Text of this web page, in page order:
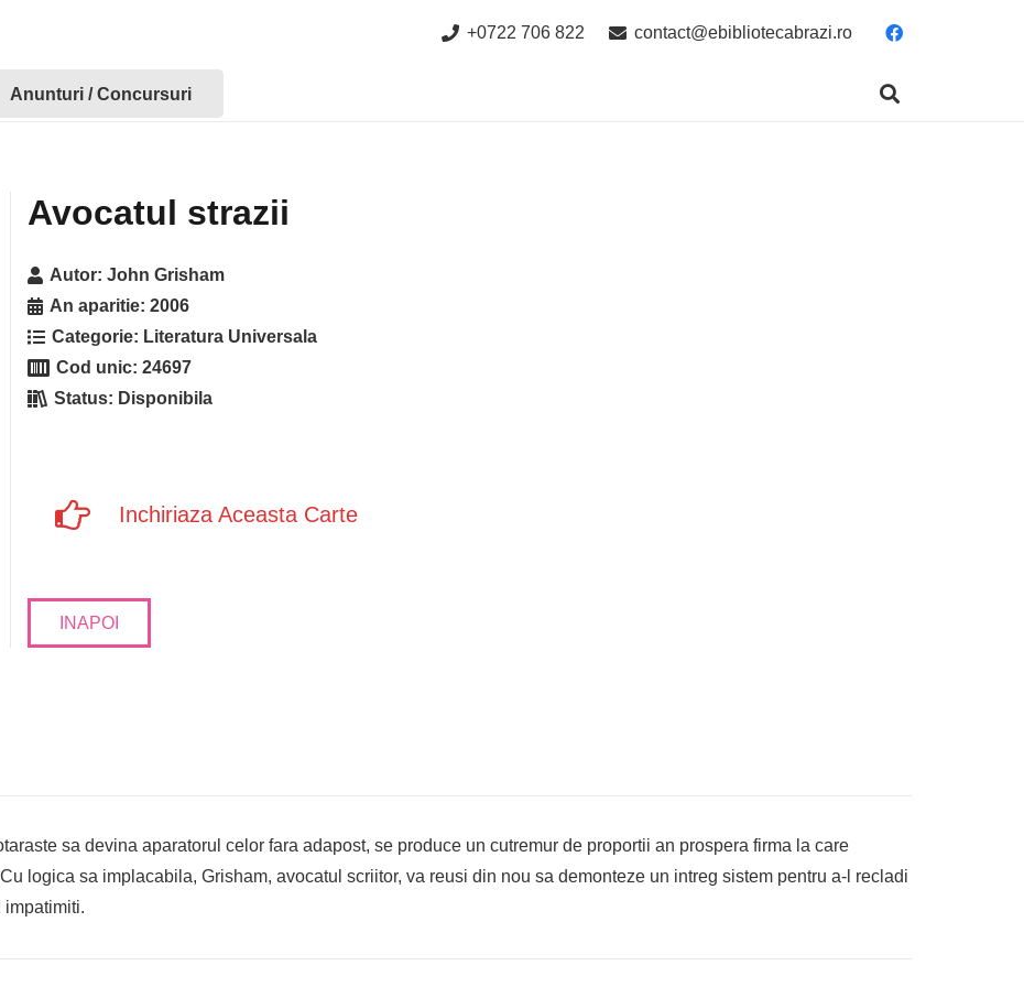
+0722 706 822 contact@ebibliotecabrazi.ro
Anunturi / Concursuri
Avocatul strazii
Autor:John Grisham
An aparitie:2006
Categorie: Literatura Universala
Cod unic:24697
Status: Disponibila
Inchiriaza Aceasta Carte
INAPOI
sa devina aparatorul celor fara adapost, se produce un cutremur de proportii an prospera firma la care
logica sa implacabila, Grisham, avocatul scriitor, va reusi din nou sa demonteze un intreg sistem pentru a-l recladi